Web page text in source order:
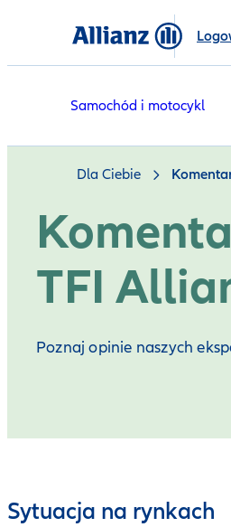
Samochód i motocykl
Dla Ciebie
TFI
Poznaj opinie naszych
Sytuacja na rynkach